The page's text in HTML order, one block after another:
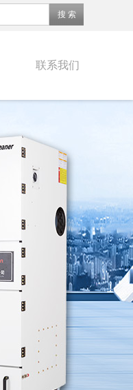
联系我们